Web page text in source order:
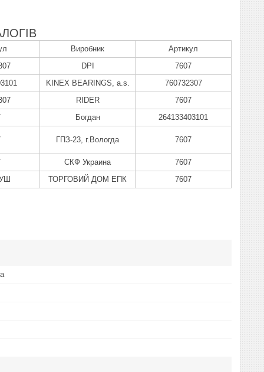
Виробник
Артикул
DPI
7607
KINEX BEARINGS, a.s.
760732307
RIDER
7607
Богдан
264133403101
ГПЗ-23, г.Вологда 7607
СКФ Украина
7607
ТОРГОВИЙ ДОМ ЕПК 7607